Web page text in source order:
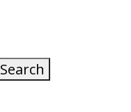
Search